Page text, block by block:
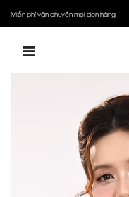
Miễn phí vận chuyển mọi đơn hàng